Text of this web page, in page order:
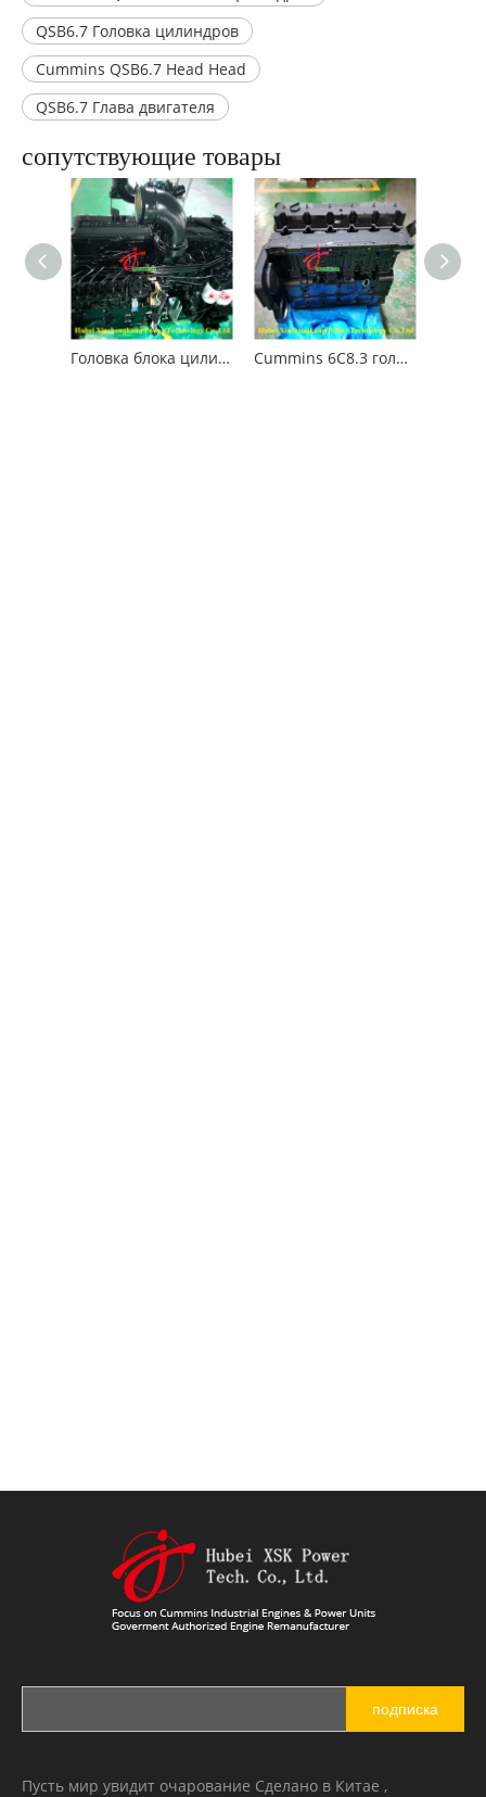
QSB6.7 Головка цилиндров
Cummins QSB6.7 Head Head
QSB6.7 Глава двигателя
сопутствующие товары
Головка блока цилиндров двигателя Cummins 6L8.9 Cummins 6C8.3 головка цилиндра двигателя
подписка
Пусть мир увидит очарование Сделано в Китае ,